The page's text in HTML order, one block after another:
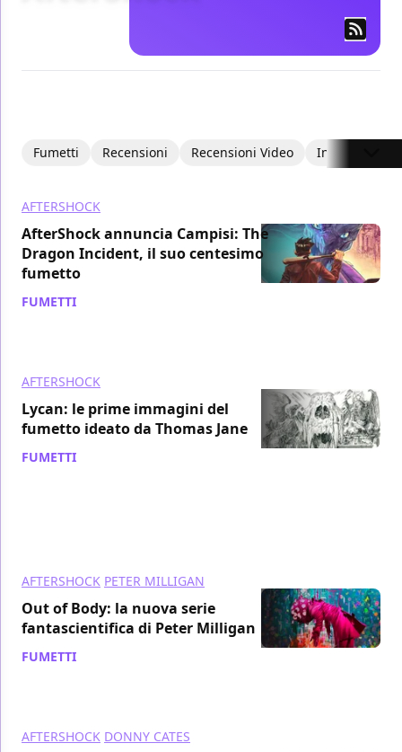
Fumetti Recensioni Recensioni Video Interviste
AFTERSHOCK
AfterShock annuncia Campisi: The
Dragon Incident, il suo centesimo
fumetto
FUMETTI
AFTERSHOCK
Lycan: le prime immagini del
fumetto ideato da Thomas Jane
FUMETTI
AFTERSHOCK PETER MILLIGAN
Out of Body: la nuova serie
fantascientifica di Peter Milligan
FUMETTI
AFTERSHOCK DONNY CATES